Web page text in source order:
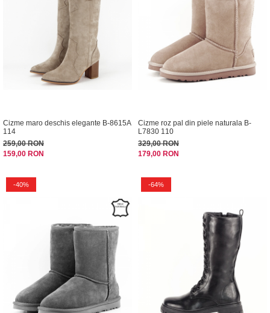
Cizme maro deschis elegante B-8615A
114
259,00 RON
159,00 RON
Cizme roz pal din piele naturala B-
L7830 110
329,00 RON
179,00 RON
-40% -64%